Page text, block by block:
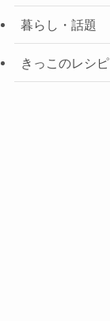
暮らし・話題
きっこのレシピ